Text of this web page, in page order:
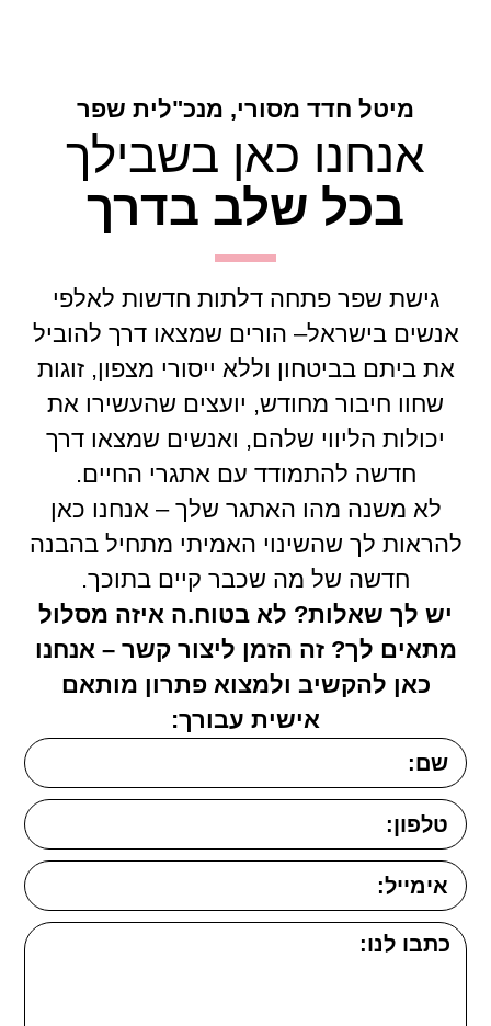
מיטל חדד מסורי, מנכ"לית שפר
אנחנו כאן בשבילך
בכל שלב בדרך
גישת שפר פתחה דלתות חדשות לאלפי
אנשים בישראל– הורים שמצאו דרך להוביל
את ביתם בביטחון וללא ייסורי מצפון, זוגות
שחוו חיבור מחודש, יועצים שהעשירו את
יכולות הליווי שלהם, ואנשים שמצאו דרך
חדשה להתמודד עם אתגרי החיים.
לא משנה מהו האתגר שלך – אנחנו כאן
להראות לך שהשינוי האמיתי מתחיל בהבנה
חדשה של מה שכבר קיים בתוכך.
יש לך שאלות? לא בטוח.ה איזה מסלול
מתאים לך? זה הזמן ליצור קשר – אנחנו
כאן להקשיב ולמצוא פתרון מותאם
אישית עבורך: